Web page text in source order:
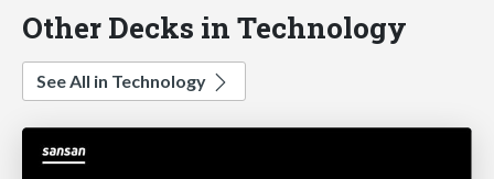
Other Decks in Technology
See All in Technology